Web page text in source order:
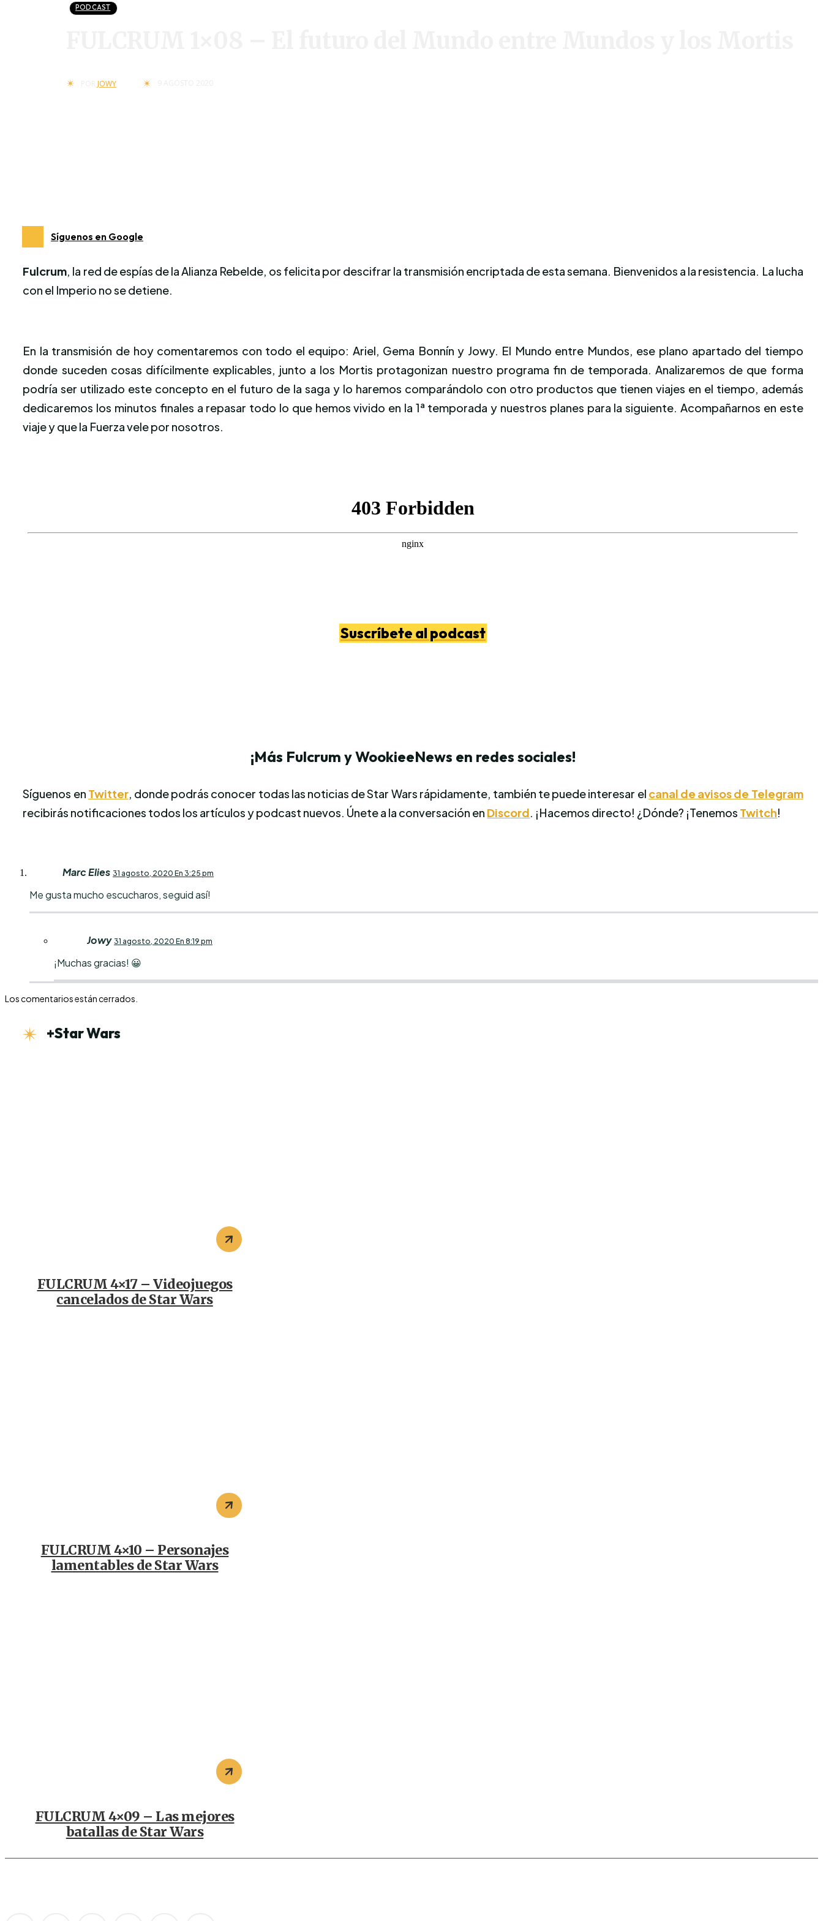
PODCAST
JOWY
Síguenos en Google
Fulcrum, la red de espías de la Alianza Rebelde, os felicita por descifrar la transmisión encriptada de esta semana. Bienvenidos a la resistencia. La lucha
con el Imperio no se detiene.
En la transmisión de hoy comentaremos con todo el equipo: Ariel, Gema Bonnín y Jowy. El Mundo entre Mundos, ese plano apartado del tiempo
donde suceden cosas difícilmente explicables, junto a los Mortis protagonizan nuestro programa fin de temporada. Analizaremos de que forma
podría ser utilizado este concepto en el futuro de la saga y lo haremos comparándolo con otro productos que tienen viajes en el tiempo, además
dedicaremos los minutos finales a repasar todo lo que hemos vivido en la 1ª temporada y nuestros planes para la siguiente. Acompañarnos en este
viaje y que la Fuerza vele por nosotros.
Suscríbete al podcast
¡Más Fulcrum y WookieeNews en redes sociales!
Síguenos en Twitter, donde podrás conocer todas las noticias de Star Wars rápidamente, también te puede interesar el canal de avisos de Telegram
recibirás notificaciones todos los artículos y podcast nuevos. Únete a la conversación en Discord. ¡Hacemos directo! ¿Dónde? ¡Tenemos Twitch!
Marc Elies 31 agosto, 2020 En 3:25 pm
Me gusta mucho escucharos, seguid así!
Jowy 31 agosto, 2020 En 8:19 pm
¡Muchas gracias! 😀
Los comentarios están cerrados.
+Star Wars
FULCRUM 4×17 – Videojuegos
cancelados de Star Wars
FULCRUM 4×10 – Personajes
lamentables de Star Wars
FULCRUM 4×09 – Las mejores
batallas de Star Wars